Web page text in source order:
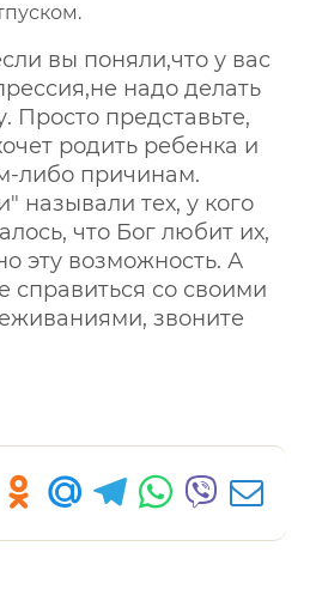
вы поняли,что у вас
надо делать
Просто представьте,
родить ребенка и
либо причинам.
называли тех, у кого
что Бог любит их,
эту возможность. А
справиться со своими
звоните